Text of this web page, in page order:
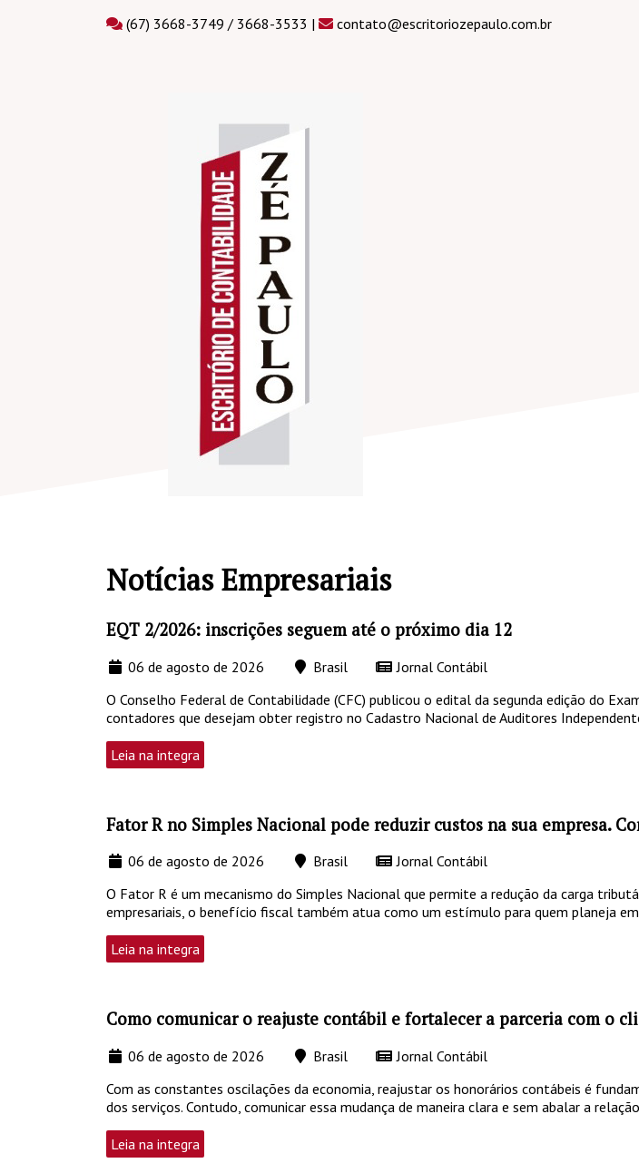
(67) 3668-3749 / 3668-3533 | contato@escritoriozepaulo.com.br
Notícias Empresariais
EQT 2/2026: inscrições seguem até o próximo dia 12
06 de agosto de 2026 Brasil
Jornal Contábil
O Conselho Federal de Contabilidade (CFC) publicou o edital da segunda edição do
contadores que desejam obter registro no Cadastro Nacional de Auditores
Leia na integra
Fator R no Simples Nacional pode reduzir custos na sua empresa.
06 de agosto de 2026 Brasil
Jornal Contábil
O Fator R é um mecanismo do Simples Nacional que permite a redução da carga
empresariais, o benefício fiscal também atua como um estímulo para quem planeja
Leia na integra
Como comunicar o reajuste contábil e fortalecer a parceria com o
06 de agosto de 2026 Brasil
Jornal Contábil
Com as constantes oscilações da economia, reajustar os honorários contábeis é
dos serviços. Contudo, comunicar essa mudança de maneira clara e sem abalar a
Leia na integra